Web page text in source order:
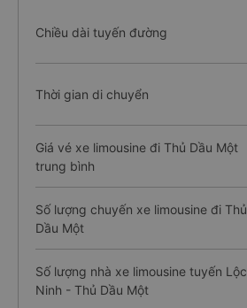
Chiều dài tuyến đường
Thời gian di chuyển
Giá vé xe limousine đi Thủ Dầu Một
trung bình
Số lượng chuyến xe limousine đi Thủ
Dầu Một
Số lượng nhà xe limousine tuyến Lộc
Ninh - Thủ Dầu Một